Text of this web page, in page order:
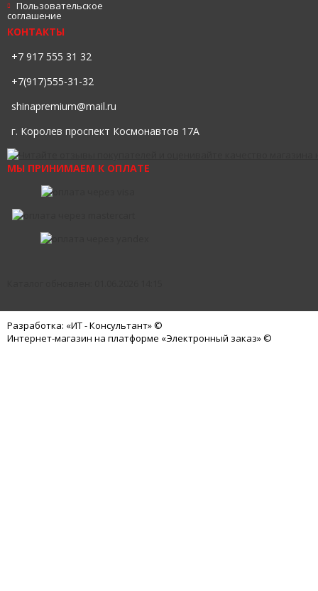
Пользовательское
соглашение
КОНТАКТЫ
+7 917 555 31 32
+7(917)555-31-32
shinapremium@mail.ru
г. Королев проспект Космонавтов 17А
МЫ ПРИНИМАЕМ К ОПЛАТЕ
Разработка: «ИТ - Консультант» ©
Интернет-магазин на платформе «Электронный заказ» ©